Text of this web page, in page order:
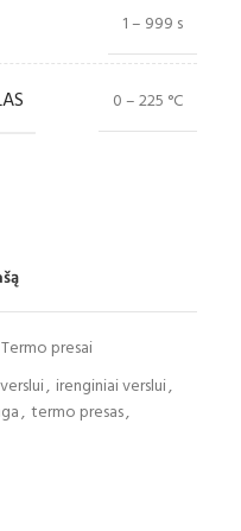
1 – 999 s
0 – 225 °C
Termo presai
, irenginiai verslui,
, termo presas,